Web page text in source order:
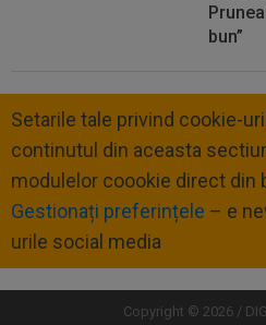
bun”
Setarile tale privind cookie-
continutul din aceasta
modulelor coookie direct din
Gestionați preferințele – e
urile social media
Copyright © 2026 /